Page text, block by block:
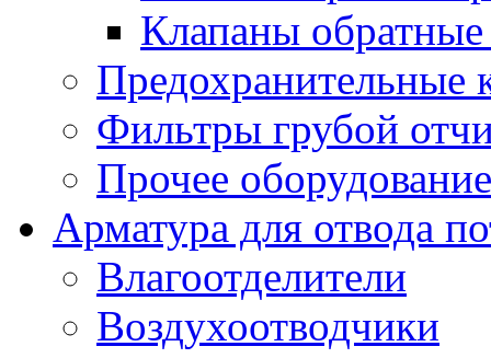
Клапаны
Предохранительные
Фильтры грубой
Прочее оборудование
Арматура для отвода
Влагоотделители
Воздухоотводчики